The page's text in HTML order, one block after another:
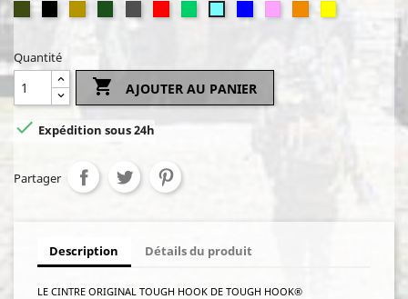
Olive
Drab
Greengrey
blue
Quantité
 AJOUTER AU PANIER
 Expédition sous 24h
Partager
Description Détails du produit
LE CINTRE ORIGINAL TOUGH HOOK DE TOUGH HOOK®